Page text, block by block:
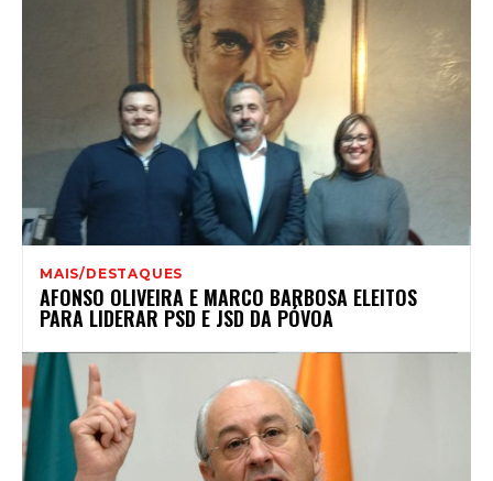
MAIS/DESTAQUES
AFONSO OLIVEIRA E MARCO BARBOSA ELEITOS
PARA LIDERAR PSD E JSD DA PÓVOA